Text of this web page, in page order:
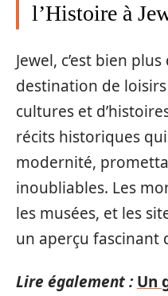
l’Histoire à
Jewel, c’est bien
destination de
cultures et
récits historiques
modernité,
inoubliables. Les
les musées, et les
un aperçu fascinant
Lire également : Un